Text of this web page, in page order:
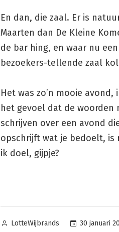
En dan, die zaal. Er is
Maarten dan De Kleine
de bar hing, en waar nu
bezoekers-tellende zaal
Het was zo’n mooie
het gevoel dat de woorden
schrijven over een avond
opschrijft wat je bedoelt, is
ik doel, gijpje?
Posted
LotteWijbrands 30 januari